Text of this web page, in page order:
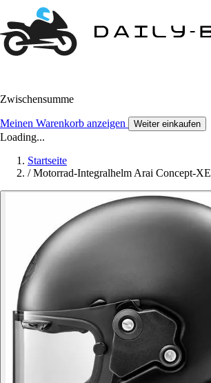
Zwischensumme
Meinen Warenkorb anzeigen Weiter einkaufen
Loading...
Startseite
/ Motorrad-Integralhelm Arai Concept-XE